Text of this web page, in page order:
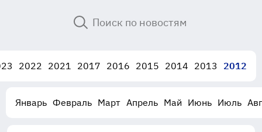
2022 2021 2017 2016 2015 2014 2013 2012
Январь Февраль Март Апрель Май Июнь Июль